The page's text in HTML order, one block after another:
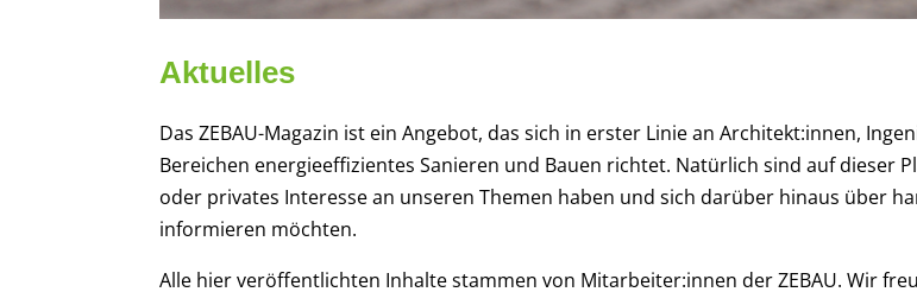
Aktuelles
Das ZEBAU-Magazin ist ein Angebot, das sich in erster Linie an Architekt:innen,
Bereichen energieeffizientes Sanieren und Bauen richtet. Natürlich sind auf dieser
oder privates Interesse an unseren Themen haben und sich darüber hinaus über
informieren möchten.
Alle hier veröffentlichten Inhalte stammen von Mitarbeiter:innen der ZEBAU. Wir